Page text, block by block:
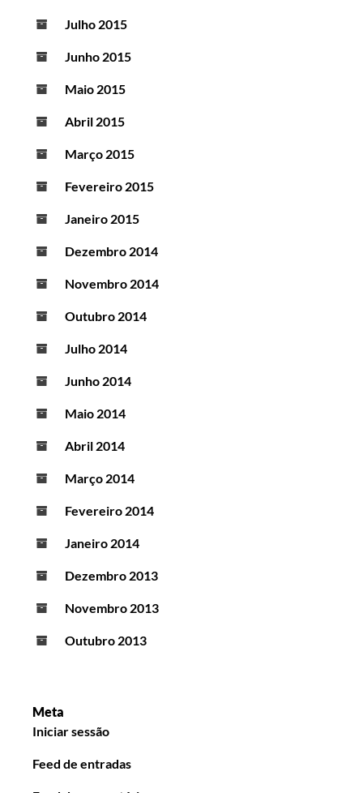
Julho 2015
Junho 2015
Maio 2015
Abril 2015
Março 2015
Fevereiro 2015
Janeiro 2015
Dezembro 2014
Novembro 2014
Outubro 2014
Julho 2014
Junho 2014
Maio 2014
Abril 2014
Março 2014
Fevereiro 2014
Janeiro 2014
Dezembro 2013
Novembro 2013
Outubro 2013
Meta
Iniciar sessão
Feed de entradas